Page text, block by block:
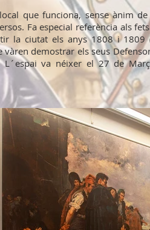
que funciona, sense ànim
Fa especial referència als
la ciutat els anys 1808 i 1809
demostrar els seus
va néixer el 27 de